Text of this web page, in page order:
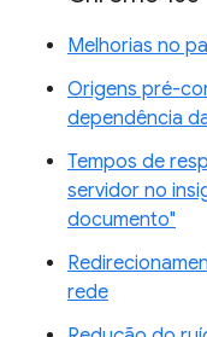
Melhorias no
Origens pré-
dependência
Tempos de
servidor no
documento"
rede